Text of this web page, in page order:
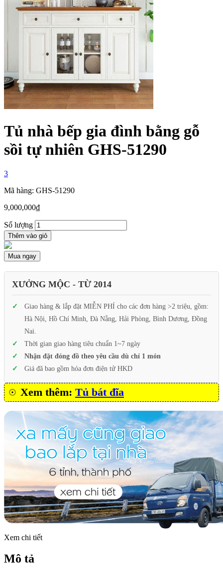
Tủ nhà bếp gia đình bằng gỗ
sồi tự nhiên GHS-51290
3
Mã hàng: GHS-51290
9,000,000₫
Số lượng
Thêm vào giỏ
Mua ngay
XƯỞNG MỘC - TỪ 2014
Giao hàng & lắp đặt MIỄN PHÍ cho các đơn hàng >2 triệu, gồm:
Hà Nội, Hồ Chí Minh, Đà Nẵng, Hải Phòng, Bình Dương, Đồng
Nai.
Thời gian giao hàng tiêu chuẩn 1~7 ngày
Nhận đặt đóng đồ theo yêu cầu dù chỉ 1 món
Giá đã bao gồm hóa đơn điện tử HKD
Xem thêm: Tủ bát đĩa
Xem chi tiết
Mô tả